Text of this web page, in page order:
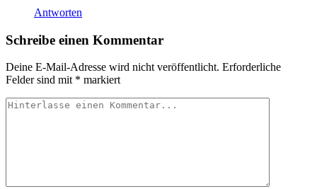
Antworten
Schreibe einen Kommentar
Deine E-Mail-Adresse wird nicht veröffentlicht. Erforderliche
Felder sind mit * markiert